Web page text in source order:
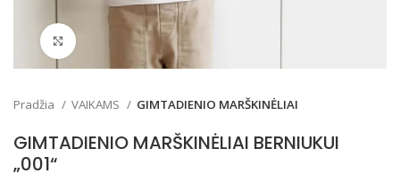
Pradžia VAIKAMS GIMTADIENIO MARŠKINĖLIAI
GIMTADIENIO MARŠKINĖLIAI BERNIUKUI
„001“